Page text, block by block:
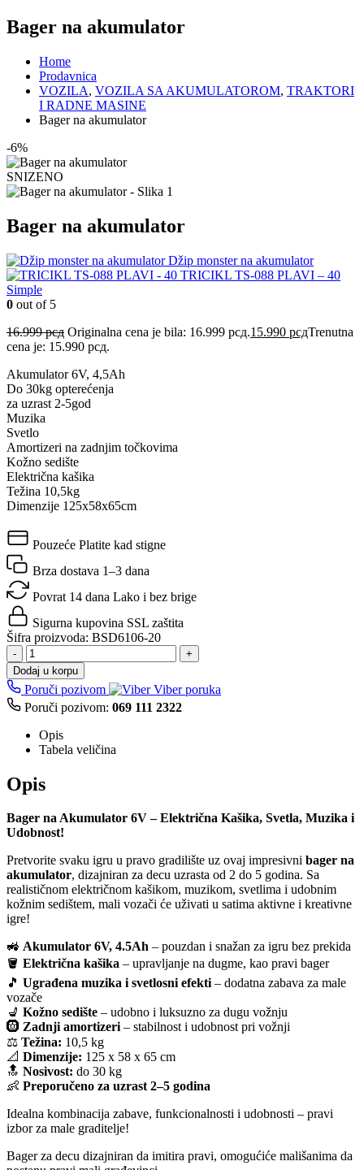
Bager na akumulator
Home
Prodavnica
VOZILA, VOZILA SA AKUMULATOROM, TRAKTORI
I RADNE MASINE
Bager na akumulator
-6%
SNIZENO
Bager na akumulator
Džip monster na akumulator
TRICIKL TS-088 PLAVI – 40
Simple
0 out of 5
16.999рсд Originalna cena je bila: 16.999 рсд.15.990 рсдTrenutna
cena je: 15.990 рсд.
Akumulator 6V, 4,5Ah
Do 30kg opterećenja
za uzrast 2-5god
Muzika
Svetlo
Amortizeri na zadnjim točkovima
Kožno sedište
Električna kašika
Težina 10,5kg
Dimenzije 125x58x65cm
Pouzeće Platite kad stigne
Brza dostava 1–3 dana
Povrat 14 dana Lako i bez brige
Sigurna kupovina SSL zaštita
Šifra proizvoda: BSD6106-20
-
+
Dodaj u korpu
Poruči pozivom
Viber poruka
Poruči pozivom: 069 111 2322
Opis
Tabela veličina
Opis
Bager na Akumulator 6V – Električna Kašika, Svetla, Muzika i
Udobnost!
Pretvorite svaku igru u pravo gradilište uz ovaj impresivni bager na
akumulator, dizajniran za decu uzrasta od 2 do 5 godina. Sa
realističnom električnom kašikom, muzikom, svetlima i udobnim
kožnim sedištem, mali vozači će uživati u satima aktivne i kreativne
igre!
🚜 Akumulator 6V, 4.5Ah – pouzdan i snažan za igru bez prekida
🪣 Električna kašika – upravljanje na dugme, kao pravi bager
🎵 Ugrađena muzika i svetlosni efekti– dodatna zabava za male
vozače
💺 Kožno sedište – udobno i luksuzno za dugu vožnju
🛞 Zadnji amortizeri– stabilnost i udobnost pri vožnji
⚖️ Težina: 10,5 kg
📐 Dimenzije: 125 x 58 x 65 cm
🔝 Nosivost: do 30 kg
👶 Preporučeno za uzrast 2–5 godina
Idealna kombinacija zabave, funkcionalnosti i udobnosti – pravi
izbor za male graditelje!
Bager za decu dizajniran da imitira pravi, omogućiće mališanima da